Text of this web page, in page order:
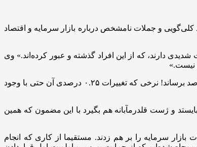
و جملات نامشخص درباره بازار سرمایه و اقتصاد
شدیدی دارند، که از این افراد گذشته و عبور کرده‌اند.» وی
نیست.»
وی اظهار کرد: «نمی‌توانیم اعتقاد داشته باشیم که می‌خواهیم بازار سرمایه را حمایت کنیم، اما اجازه دهیم بانک مرکزی یک‌شبه نرخ بهره را به ۳۰ درصد برساند! نرخی که تغییرات ۰.۲۵ درصدی آن حتی با وجود
و ژست قلدرمآبانه هم بگیرد با این مضمون که همین
سرمایه را بر هم زدند. مستقیما از کاری که انجام